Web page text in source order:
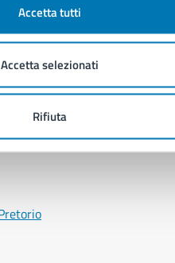
Accetta tutti
Accetta selezionati
Rifiuta
- 80133